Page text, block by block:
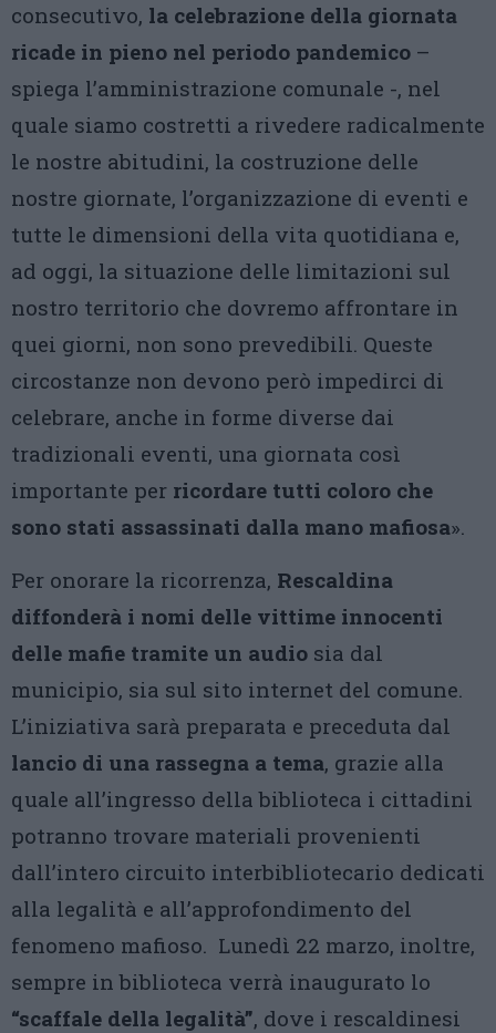
consecutivo, la celebrazione della giornata
ricade in pieno nel periodo pandemico –
spiega l’amministrazione comunale -, nel
quale siamo costretti a rivedere radicalmente
le nostre abitudini, la costruzione delle
nostre giornate, l’organizzazione di eventi e
tutte le dimensioni della vita quotidiana e,
ad oggi, la situazione delle limitazioni sul
nostro territorio che dovremo affrontare in
quei giorni, non sono prevedibili. Queste
circostanze non devono però impedirci di
celebrare, anche in forme diverse dai
tradizionali eventi, una giornata così
importante per ricordare tutti coloro che
sono stati assassinati dalla mano mafiosa».
Per onorare la ricorrenza, Rescaldina
diffonderà i nomi delle vittime innocenti
delle mafie tramite un audio sia dal
municipio, sia sul sito internet del comune.
L’iniziativa sarà preparata e preceduta dal
lancio di una rassegna a tema, grazie alla
quale all’ingresso della biblioteca i cittadini
potranno trovare materiali provenienti
dall’intero circuito interbibliotecario dedicati
alla legalità e all’approfondimento del
fenomeno mafioso. Lunedì 22 marzo, inoltre,
sempre in biblioteca verrà inaugurato lo
“scaffale della legalità”, dove i rescaldinesi